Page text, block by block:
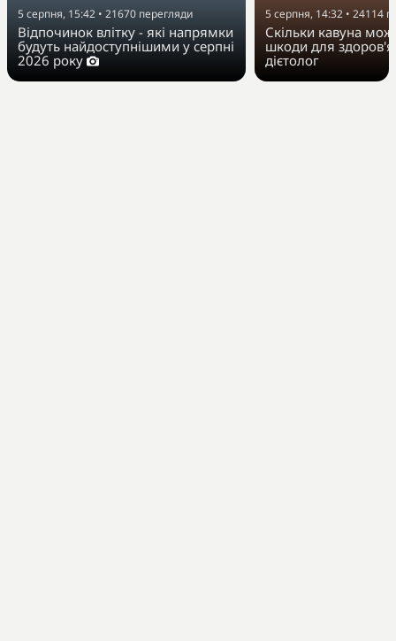
5 серпня, 15:42 • 21670 перегляди
Відпочинок влітку - які напрямки
будуть найдоступнішими у серпні
2026 року
5 серпня, 14:32 • 24114
Скільки кавуна
шкоди для
дієтолог